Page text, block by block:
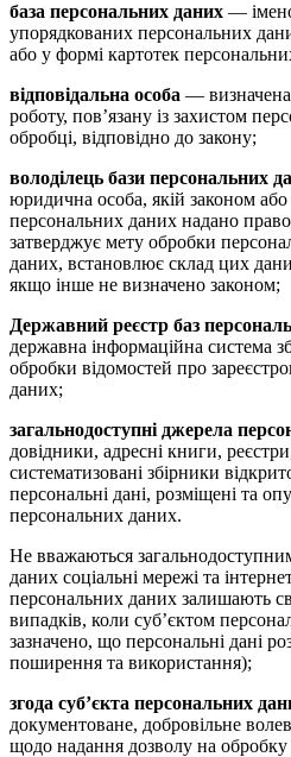
база персональних даних —
упорядкованих персональних
або у формі картотек
відповідальна особа — визначена
роботу, пов’язану із захистом
обробці, відповідно до закону;
володілець бази персональних
юридична особа, якій законом або
персональних даних надано
затверджує мету обробки
даних, встановлює склад цих
якщо інше не визначено законом;
Державний реєстр баз
державна інформаційна система
обробки відомостей про
даних;
загальнодоступні джерела
довідники, адресні книги,
систематизовані збірники
персональні дані, розміщені та
персональних даних.
Не вважаються
даних соціальні мережі та
персональних даних залишають
випадків, коли суб’єктом
зазначено, що персональні дані
поширення та використання);
згода суб’єкта персональних
документоване, добровільне
щодо надання дозволу на обробку